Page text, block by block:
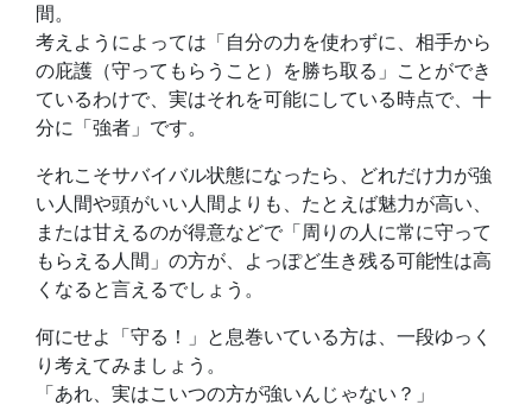
間。
考えようによっては「自分の力を使わずに、相手から
の庇護（守ってもらうこと）を勝ち取る」ことができ
ているわけで、実はそれを可能にしている時点で、十
分に「強者」です。
それこそサバイバル状態になったら、どれだけ力が強
い人間や頭がいい人間よりも、たとえば魅力が高い、
または甘えるのが得意などで「周りの人に常に守って
もらえる人間」の方が、よっぽど生き残る可能性は高
くなると言えるでしょう。
何にせよ「守る！」と息巻いている方は、一段ゆっく
り考えてみましょう。
「あれ、実はこいつの方が強いんじゃない？」